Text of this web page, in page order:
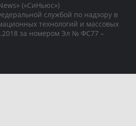
(«СиНьюс»)
службой по надзору в
технологий и массовых
за номером Эл № ФС77 –